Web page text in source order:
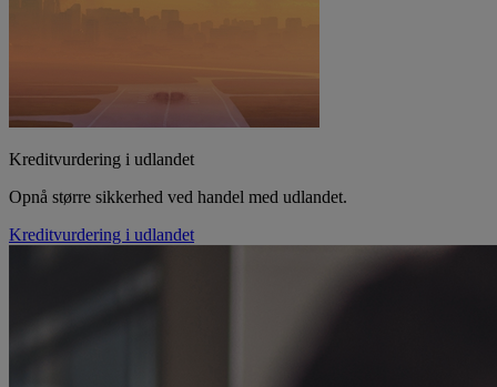
Kreditvurdering i udlandet
Opnå større sikkerhed ved handel med udlandet.
Kreditvurdering i udlandet